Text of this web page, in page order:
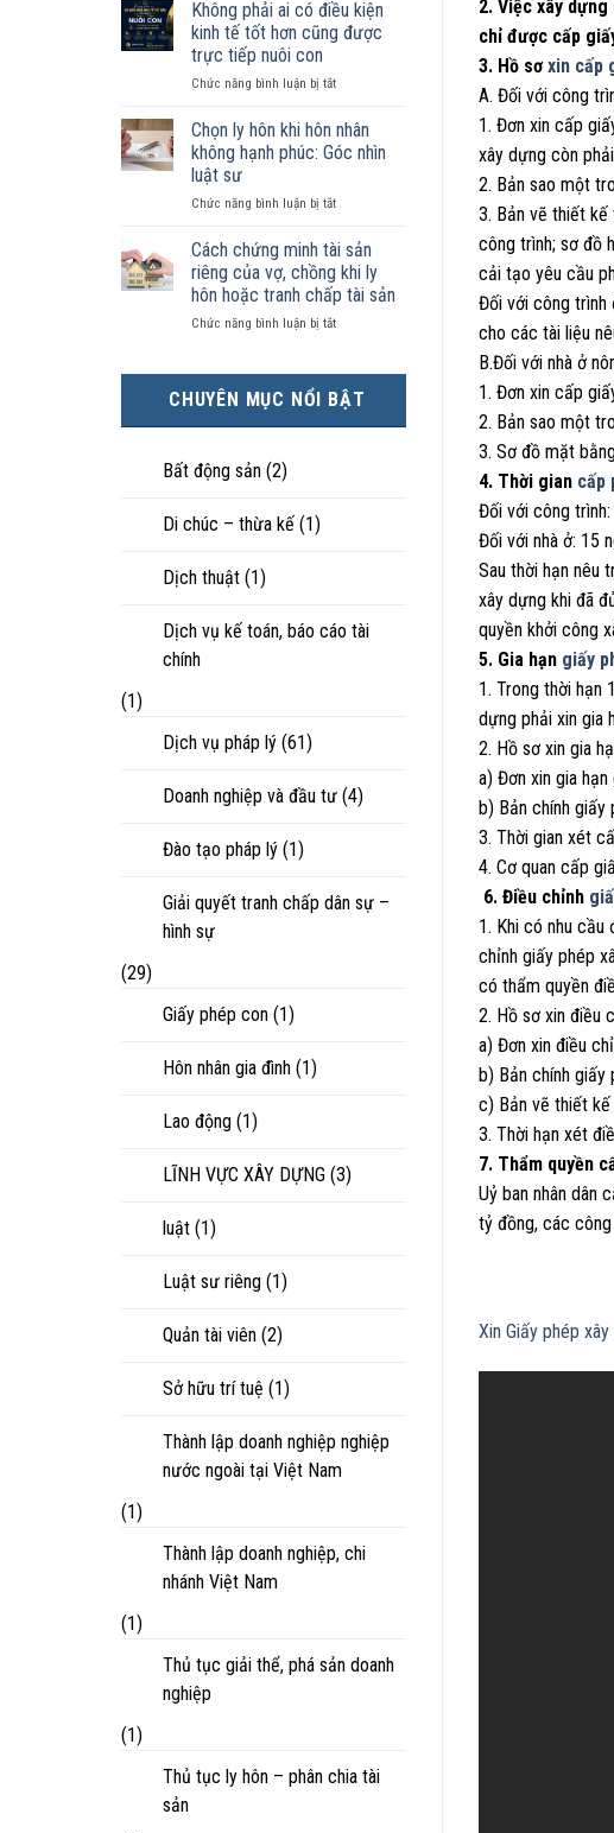
trong
trường
hợp
được
luật
công
hôn
thực
tế?
như
vợ
không
ký
kết
hôn
tài
chia
như
nào?
Không phải ai có điều kiện
kinh tế tốt hơn cũng được
trực tiếp nuôi con
Chức năng bình luận bị tắtở
phải
ai
có
kiện
tế
tốt
hơn
cũng
được
con
Chọn ly hôn khi hôn nhân
không hạnh phúc: Góc nhìn
luật sư
Chức năng bình luận bị tắtở
ly
hôn
khi
hôn
nhân
Góc
nhìn
Cách chứng minh tài sản
riêng của vợ, chồng khi ly
hôn hoặc tranh chấp tài sản
Chức năng bình luận bị tắtở
tài
chấp
CHUYÊN MỤC NỔI BẬT
Bất động sản (2)
Di chúc – thừa kế (1)
Dịch thuật (1)
Dịch vụ kế toán, báo cáo tài
chính
(1)
Dịch vụ pháp lý (61)
Doanh nghiệp và đầu tư (4)
Đào tạo pháp lý (1)
Giải quyết tranh chấp dân sự –
hình sự
(29)
Giấy phép con (1)
Hôn nhân gia đình (1)
Lao động (1)
LĨNH VỰC XÂY DỰNG (3)
luật (1)
Luật sư riêng (1)
Quản tài viên (2)
Sở hữu trí tuệ (1)
Thành lập doanh nghiệp nghiệp
nước ngoài tại Việt Nam
(1)
Thành lập doanh nghiệp, chi
nhánh Việt Nam
(1)
Thủ tục giải thể, phá sản doanh
nghiệp
(1)
Thủ tục ly hôn – phân chia tài
sản
2. Việc xây
chỉ được cấp
3. Hồ sơ xin cấp
A. Đối với công
1. Đơn xin cấp
xây dựng còn
2. Bản sao một
3. Bản vẽ thiết
công trình; sơ đồ
cải tạo yêu cầu
Đối với công trình
cho các tài liệu
B.Đối với nhà ở
1. Đơn xin cấp
2. Bản sao một
3. Sơ đồ mặt
4. Thời gian cấp
Đối với công
Đối với nhà ở: 15
Sau thời hạn nêu
xây dựng khi đã
quyền khởi công
5. Gia hạn giấy
1. Trong thời hạn
dựng phải xin gia
2. Hồ sơ xin gia
a) Đơn xin gia
b) Bản chính
3. Thời gian xét
4. Cơ quan cấp
6. Điều chỉnh
1. Khi có nhu
chỉnh giấy phép
có thẩm quyền
2. Hồ sơ xin điều
a) Đơn xin điều
b) Bản chính
c) Bản vẽ thiết kế
3. Thời hạn xét
7. Thẩm quyền
Uỷ ban nhân dân
tỷ đồng, các
Xin Giấy phép